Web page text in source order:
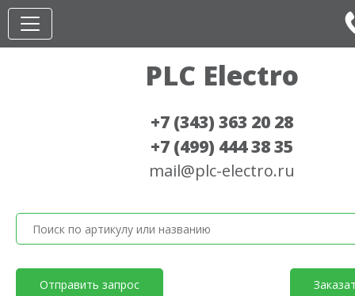
PLC Electro
+7 (343) 363 20 28
+7 (499) 444 38 35
mail@plc-electro.ru
Отправить запрос